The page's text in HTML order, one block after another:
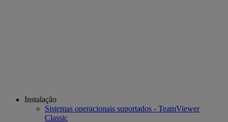
Instalação
Sistemas operacionais suportados - TeamViewer
Classic